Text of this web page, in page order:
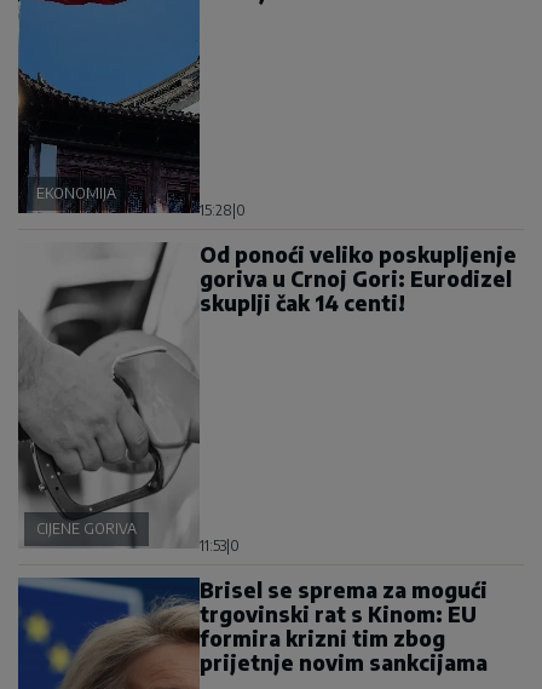
EKONOMIJA
15:28 0
CIJENE GORIVA
Od ponoći veliko poskupljenje
goriva u Crnoj Gori: Eurodizel
skuplji čak 14 centi!
11:53 0
Brisel se sprema za mogući
trgovinski rat s Kinom: EU
formira krizni tim zbog
prijetnje novim sankcijama